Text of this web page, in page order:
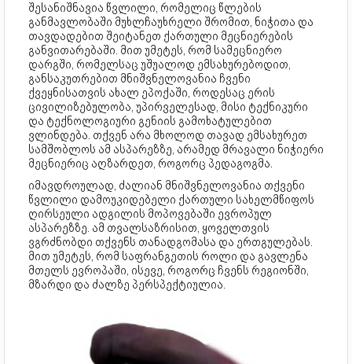
შესანიშნავია წვლილი, რომელიც წლების
განმავლობაში მუხლჩაუხრელი შრომით, ნიჭითა და
თავდადებით შეიტანეთ ქართული მეცნიერების
განვითარებაში. მით უმეტეს, რომ სამეცნიერო
დარგში, რომელსაც უშუალოდ ემსახურებოდით,
განსაკუთრებით მნიშვნელოვანია ჩვენი
ქვეყნისათვის ახალ ეპოქაში, როდესაც ერის
ცივილიზებულობა, უპირველესად, მისი ტექნიკური
და ტექნოლოგიური გენიის გამოხატულებით
ვლინდება. თქვენ არა მხოლოდ თავად ემსახურეთ
სამშობლოს ამ ასპარეზზე, არამედ მრავალი ნიჭიერი
მეცნიერიც აღზარდეთ, როგორც პედაგოგმა.
იმავდროულად, ძალიან მნიშვნელოვანია თქვენი
წვლილი დამოუკიდებელი ქართული სახელმწიფოს
ღირსეული ადგილის მოპოვებაში ევროპულ
ასპარეზზე. ამ თვალსაზრისით, ყოველთვის
ვგრძნობდი თქვენს თანადგომასა და ერთგულებას.
მით უმეტეს, რომ საფრანგეთის როლი და გავლენა
მთელს ევროპაში, ისევე, როგორც ჩვენს რეგიონში,
მზარდი და ძალზე პერსპექტიულია.